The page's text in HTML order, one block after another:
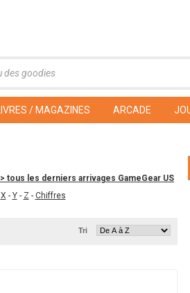
LIVRES / MAGAZINES ARCADE
> tous les derniers arrivages GameGear US
X - Y- Z - Chiffres
Tri